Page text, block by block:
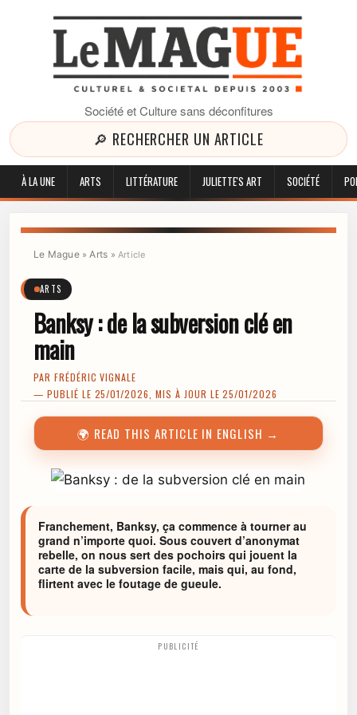
Société et Culture sans déconfitures
🔎 RECHERCHER UN ARTICLE
À LA UNE ARTS LITTÉRATURE JULIETTE'S ART SOCIÉTÉ
Le Mague»Arts » Article
ARTS
Banksy : de la subversion clé en
main
PAR FRÉDÉRIC VIGNALE
— PUBLIÉ LE 25/01/2026, MIS À JOUR LE 25/01/2026
🌍 READ THIS ARTICLE IN ENGLISH →
Franchement, Banksy, ça commence à tourner au
grand n’importe quoi. Sous couvert d’anonymat
rebelle, on nous sert des pochoirs qui jouent la
carte de la subversion facile, mais qui, au fond,
flirtent avec le foutage de gueule.
PUBLICITÉ